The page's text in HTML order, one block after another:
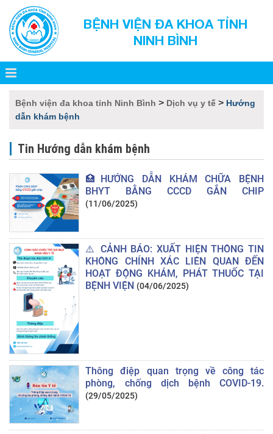
BỆNH VIỆN ĐA KHOA TỈNH
NINH BÌNH
Bệnh viện đa khoa tỉnh Ninh Bình > Dịch vụ y tế > Hướng
dẫn khám bệnh
Tin Hướng dẫn khám bệnh
🏥HƯỚNG DẪN KHÁM CHỮA BỆNH
BHYT BẰNG CCCD GẮN CHIP
(11/06/2025)
⚠️ CẢNH BÁO: XUẤT HIỆN THÔNG TIN
KHÔNG CHÍNH XÁC LIÊN QUAN ĐẾN
HOẠT ĐỘNG KHÁM, PHÁT THUỐC TẠI
BỆNH VIỆN (04/06/2025)
Thông điệp quan trọng về công tác
phòng, chống dịch bệnh COVID-19.
(29/05/2025)